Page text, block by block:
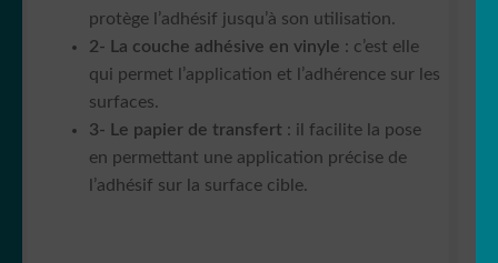
protège l’adhésif jusqu’à son utilisation.
2- La couche adhésive en vinyle : c’est elle
qui permet l’application et l’adhérence sur les
surfaces.
3- Le papier de transfert : il facilite la pose
en permettant une application précise de
l’adhésif sur la surface cible.